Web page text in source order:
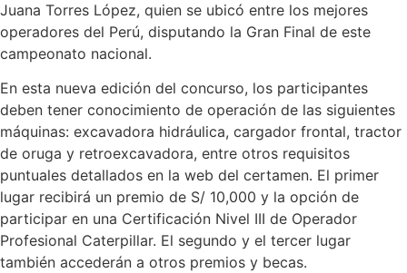
Juana Torres López, quien se ubicó entre los mejores
operadores del Perú, disputando la Gran Final de este
campeonato nacional.
En esta nueva edición del concurso, los participantes
deben tener conocimiento de operación de las siguientes
máquinas: excavadora hidráulica, cargador frontal, tractor
de oruga y retroexcavadora, entre otros requisitos
puntuales detallados en la web del certamen. El primer
lugar recibirá un premio de S/ 10,000 y la opción de
participar en una Certificación Nivel III de Operador
Profesional Caterpillar. El segundo y el tercer lugar
también accederán a otros premios y becas.